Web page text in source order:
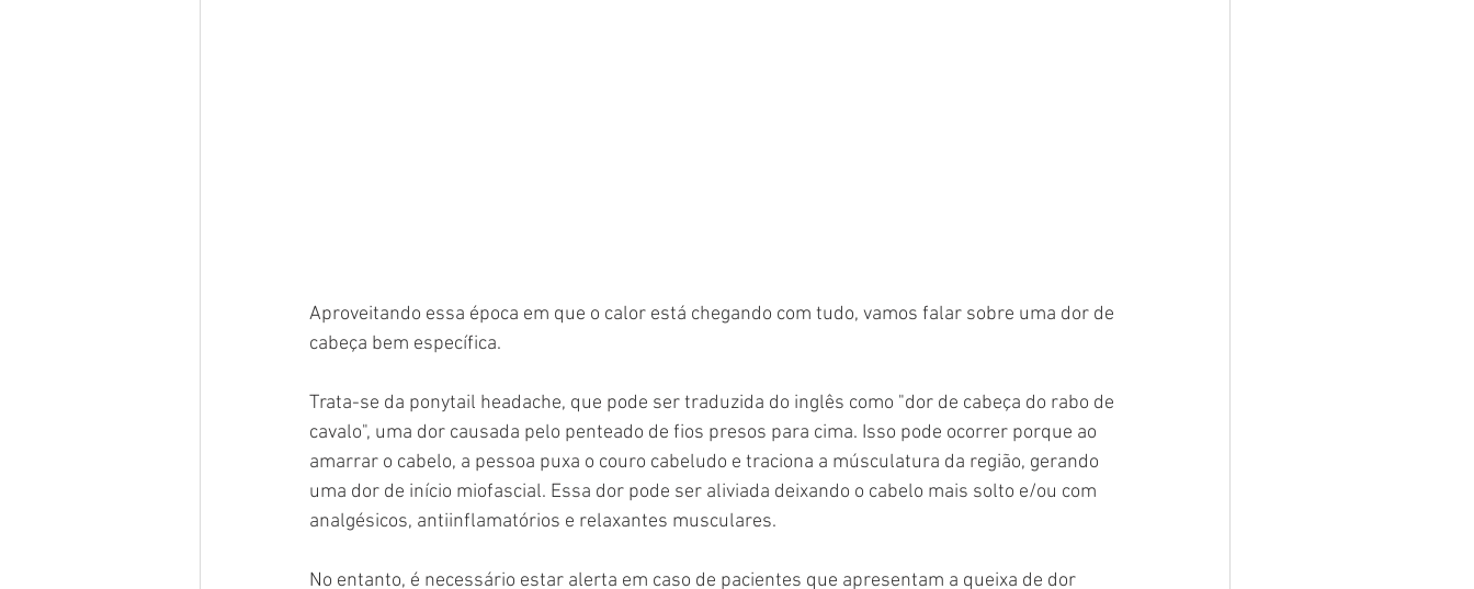
Aproveitando essa época em que o calor está chegando com tudo, vamos falar sobre uma dor de
cabeça bem específica.
Trata-se da ponytail headache, que pode ser traduzida do inglês como "dor de cabeça do rabo de
cavalo", uma dor causada pelo penteado de fios presos para cima. Isso pode ocorrer porque ao
amarrar o cabelo, a pessoa puxa o couro cabeludo e traciona a músculatura da região, gerando
uma dor de início miofascial. Essa dor pode ser aliviada deixando o cabelo mais solto e/ou com
analgésicos, antiinflamatórios e relaxantes musculares.
No entanto, é necessário estar alerta em caso de pacientes que apresentam a queixa de dor